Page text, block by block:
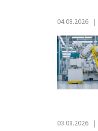
04.08.2026
03.08.2026